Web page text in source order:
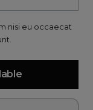
nisi eu occaecat